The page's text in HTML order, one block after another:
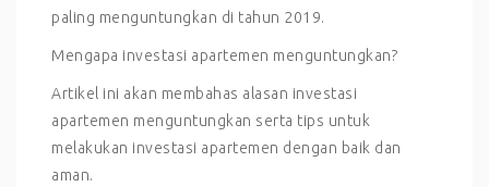
paling menguntungkan di tahun 2019.
Mengapa investasi apartemen menguntungkan?
Artikel ini akan membahas alasan investasi
apartemen menguntungkan serta tips untuk
melakukan investasi apartemen dengan baik dan
aman.